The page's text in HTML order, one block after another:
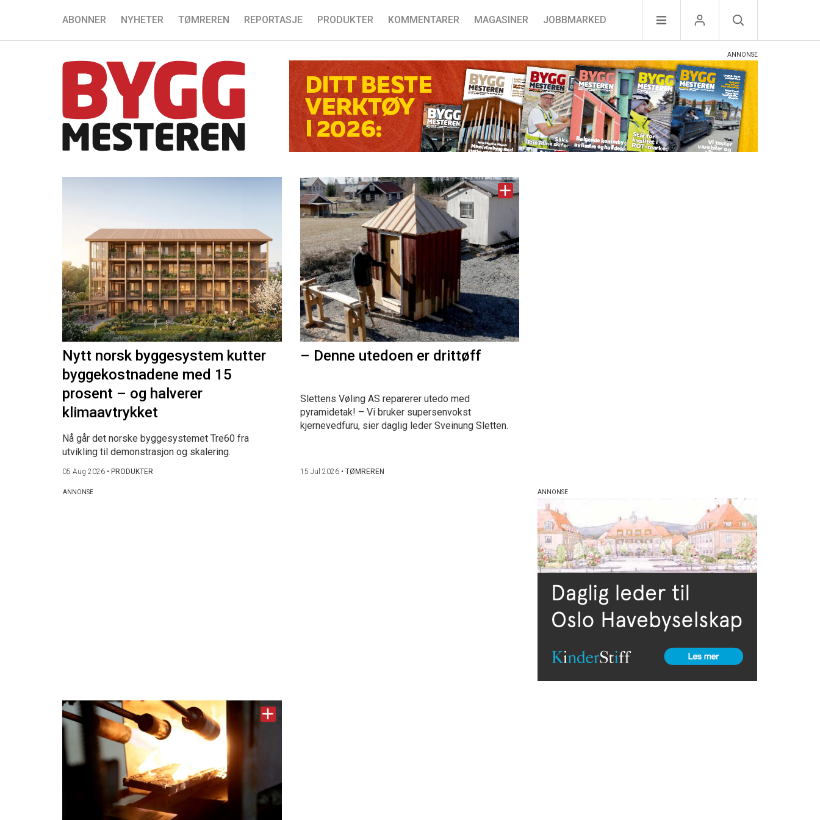
ABONNER NYHETER TØMREREN REPORTASJE PRODUKTER KOMMENTARER MAGASINER JOBBMARKED
Nytt norsk byggesystem kutter
byggekostnadene med 15
prosent – og halverer
klimaavtrykket
Nå går det norske byggesystemet Tre60 fra
utvikling til demonstrasjon og skalering.
05 Aug 2026 • PRODUKTER
– Denne utedoen er drittøff
Slettens Vøling AS reparerer utedo med
pyramidetak! – Vi bruker supersenvokst
kjernevedfuru, sier daglig leder Sveinung Sletten.
15 Jul 2026• TØMREREN